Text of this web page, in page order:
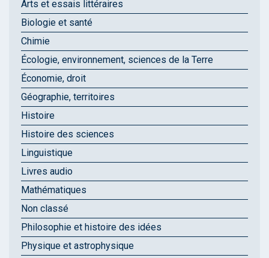
Arts et essais littéraires
Biologie et santé
Chimie
Écologie, environnement, sciences de la Terre
Économie, droit
Géographie, territoires
Histoire
Histoire des sciences
Linguistique
Livres audio
Mathématiques
Non classé
Philosophie et histoire des idées
Physique et astrophysique